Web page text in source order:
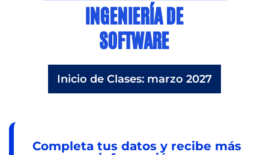
CON INGENIERÍA DE SOFTWARE
INGENIERÍA DE
SOFTWARE
Inicio de Clases: marzo 2027
Completa tus datos y recibe más